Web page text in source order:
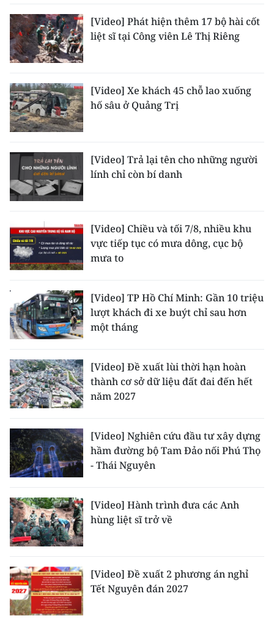
Ảnh
Infographic
TIN MỚI
TIN ĐỊA PHƯƠNG
Đồng bằng sông Hồng
Bắc Trung Bộ
Duyên hải Nam Trung Bộ và Tây
Nguyên
Đông Nam Bộ
Đồng bằng sông Cửu Long
Chuyên trang Hà Nội
CHUYÊN ĐỀ
CÁC CHUYÊN TRANG
VỀ BÁO NHÂN DÂN
THỜI NAY
NHÂN DÂN CUỐI TUẦN
NHÂN DÂN HẰNG THÁNG
ĐỌC BÁO IN
[Video] Phát hiện thêm 17 bộ hài cốt
liệt sĩ tại Công viên Lê Thị Riêng
[Video] Xe khách 45 chỗ lao xuống
hố sâu ở Quảng Trị
[Video] Trả lại tên cho những người
lính chỉ còn bí danh
[Video] Chiều và tối 7/8, nhiều khu
vực tiếp tục có mưa dông, cục bộ
mưa to
[Video] TP Hồ Chí Minh: Gần 10 triệu
lượt khách đi xe buýt chỉ sau hơn
một tháng
[Video] Đề xuất lùi thời hạn hoàn
thành cơ sở dữ liệu đất đai đến hết
năm 2027
[Video] Nghiên cứu đầu tư xây dựng
hầm đường bộ Tam Đảo nối Phú Thọ
- Thái Nguyên
[Video] Hành trình đưa các Anh
hùng liệt sĩ trở về
[Video] Đề xuất 2 phương án nghỉ
Tết Nguyên đán 2027